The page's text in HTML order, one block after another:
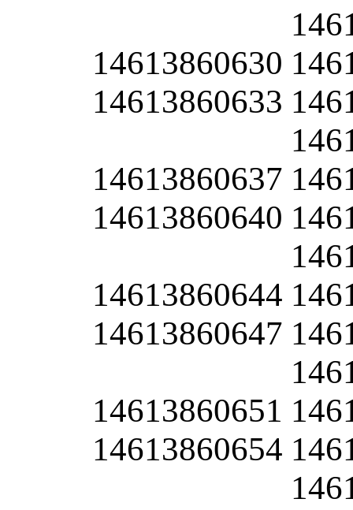
14613860630
14613860633
14613860637
14613860640
14613860644
14613860647
14613860651
14613860654